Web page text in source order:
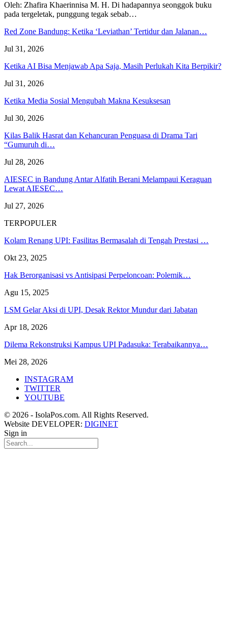
Oleh: Zhafira Khaerinnisa M. H. Di hadapannya seonggok buku
pada tergeletak, punggung tegak sebab…
Red Zone Bandung: Ketika ‘Leviathan’ Tertidur dan Jalanan…
Jul 31, 2026
Ketika AI Bisa Menjawab Apa Saja, Masih Perlukah Kita Berpikir?
Jul 31, 2026
Ketika Media Sosial Mengubah Makna Kesuksesan
Jul 30, 2026
Kilas Balik Hasrat dan Kehancuran Penguasa di Drama Tari
“Gumuruh di…
Jul 28, 2026
AIESEC in Bandung Antar Alfatih Berani Melampaui Keraguan
Lewat AIESEC…
Jul 27, 2026
TERPOPULER
Kolam Renang UPI: Fasilitas Bermasalah di Tengah Prestasi …
Okt 23, 2025
Hak Berorganisasi vs Antisipasi Perpeloncoan: Polemik…
Agu 15, 2025
LSM Gelar Aksi di UPI, Desak Rektor Mundur dari Jabatan
Apr 18, 2026
Dilema Rekonstruksi Kampus UPI Padasuka: Terabaikannya…
Mei 28, 2026
INSTAGRAM
TWITTER
YOUTUBE
© 2026 - IsolaPos.com. All Rights Reserved.
Website DEVELOPER: DIGINET
Sign in